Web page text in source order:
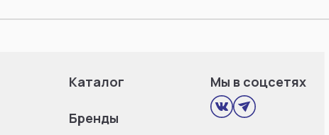
Каталог
Бренды
Мы в соцсетях